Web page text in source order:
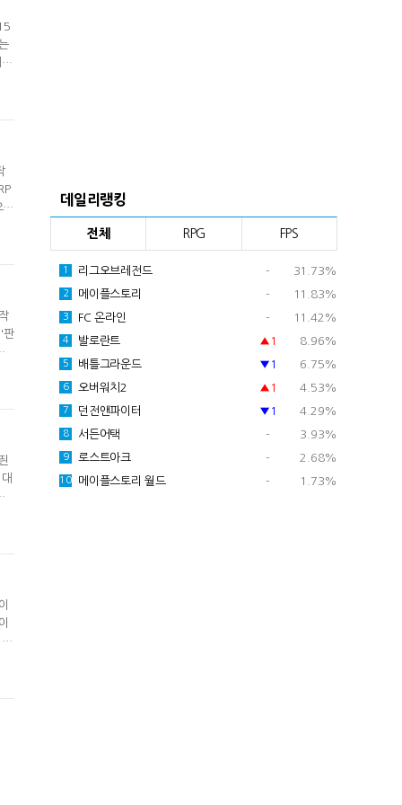
로
판
데일리랭킹
전체 RPG FPS
1 리그오브레전드 - 31.73%
2 메이플스토리 - 11.83%
3 FC 온라인 - 11.42%
4 발로란트 ▲1 8.96%
5 배틀그라운드 ▼1 6.75%
6 오버워치2 ▲1 4.53%
7 던전앤파이터 ▼1 4.29%
8 서든어택 - 3.93%
9 로스트아크 - 2.68%
10 메이플스토리 월드 - 1.73%